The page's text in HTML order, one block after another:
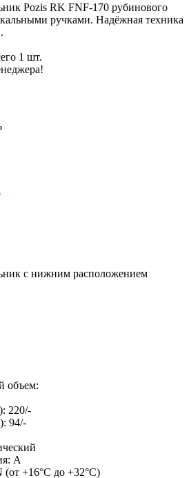
Pozis RK FNF-170 рубинового
ручками. Надёжная техника
1 шт.
с нижним расположением
объем:
220/-
94/-
A
(от +16°С до +32°С)